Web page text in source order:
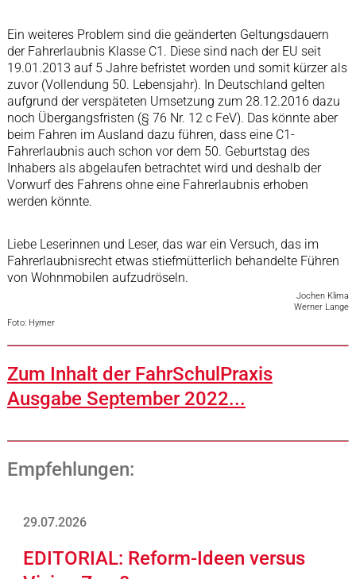
Ein weiteres Problem sind die geänderten Geltungsdauern
der Fahrerlaubnis Klasse C1. Diese sind nach der EU seit
19.01.2013 auf 5 Jahre befristet worden und somit kürzer als
zuvor (Vollendung 50. Lebensjahr). In Deutschland gelten
aufgrund der verspäteten Umsetzung zum 28.12.2016 dazu
noch Übergangsfristen (§ 76 Nr. 12 c FeV). Das könnte aber
beim Fahren im Ausland dazu führen, dass eine C1-
Fahrerlaubnis auch schon vor dem 50. Geburtstag des
Inhabers als abgelaufen betrachtet wird und deshalb der
Vorwurf des Fahrens ohne eine Fahrerlaubnis erhoben
werden könnte.
Liebe Leserinnen und Leser, das war ein Versuch, das im
Fahrerlaubnisrecht etwas stiefmütterlich behandelte Führen
von Wohnmobilen aufzudröseln.
Jochen Klima
Werner Lange
Foto: Hymer
Zum Inhalt der FahrSchulPraxis
Ausgabe September 2022...
Empfehlungen:
29.07.2026
EDITORIAL: Reform-Ideen versus